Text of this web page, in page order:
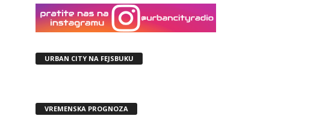
URBAN CITY NA FEJSBUKU
VREMENSKA PROGNOZA